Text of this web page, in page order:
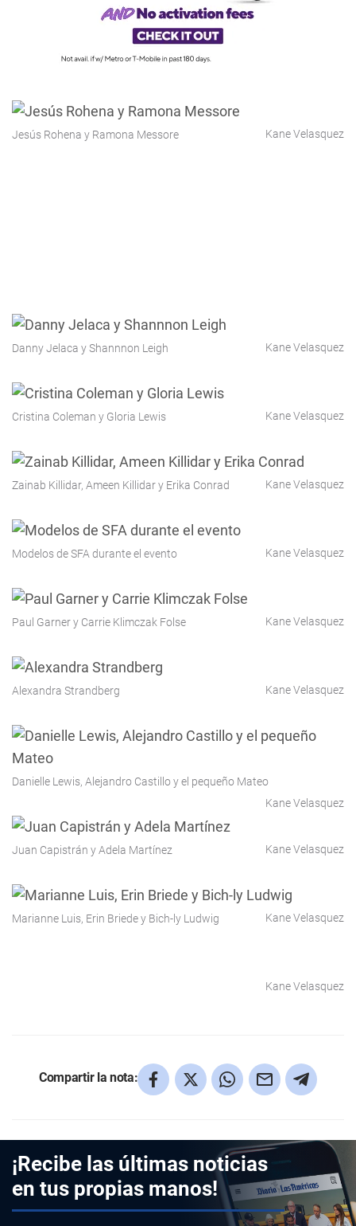
Jesús Rohena y Ramona Messore Kane Velasquez
Danny Jelaca y Shannnon Leigh Kane Velasquez
Cristina Coleman y Gloria Lewis Kane Velasquez
Zainab Killidar, Ameen Killidar y Erika Conrad Kane Velasquez
Modelos de SFA durante el evento Kane Velasquez
Paul Garner y Carrie Klimczak Folse Kane Velasquez
Alexandra Strandberg Kane Velasquez
Danielle Lewis, Alejandro Castillo y el pequeño Mateo
Kane Velasquez
Juan Capistrán y Adela Martínez Kane Velasquez
Marianne Luis, Erin Briede y Bich-ly Ludwig Kane Velasquez
Kane Velasquez
Compartir la nota:
¡Recibe las últimas noticias
en tus propias manos!